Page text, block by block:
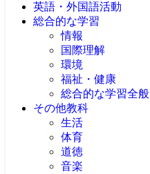
英語・外国語活動
総合的な学習
情報
国際理解
環境
福祉・健康
総合的な学習全般
その他教科
生活
体育
道徳
音楽